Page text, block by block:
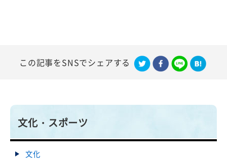
2026年05月22日
文化
大平山元遺跡展示施設むーもん館
この記事をSNSでシェアする
文化・スポーツ
文化